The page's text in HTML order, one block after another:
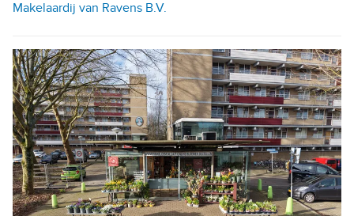
Makelaardij van Ravens B.V.